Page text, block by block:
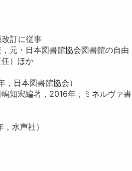
訂に従事
元・日本図書館協会図書館の自由
）ほか
日本図書館協会）
知宏編著，2016年，ミネルヴァ書
水声社）